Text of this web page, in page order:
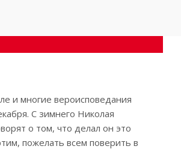
и многие вероисповедания
С зимнего Николая
о том, что делал он это
пожелать всем поверить в